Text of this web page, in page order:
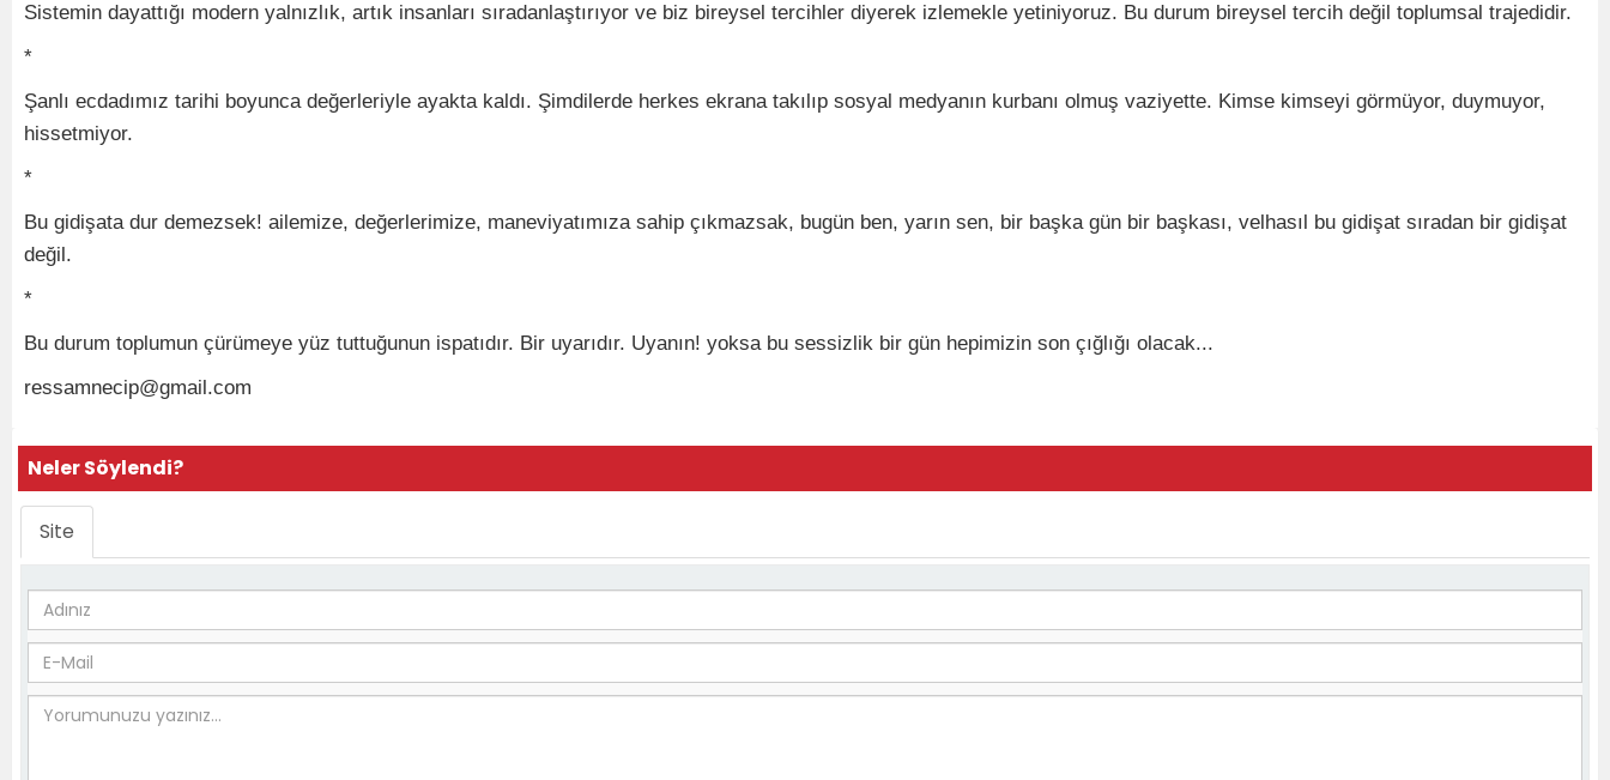
Sistemin dayattığı modern yalnızlık, artık insanları sıradanlaştırıyor ve biz bireysel tercihler diyerek izlemekle yetiniyoruz. Bu durum bireysel tercih değil toplumsal trajedidir.
*
Şanlı ecdadımız tarihi boyunca değerleriyle ayakta kaldı. Şimdilerde herkes ekrana takılıp sosyal medyanın kurbanı olmuş vaziyette. Kimse kimseyi görmüyor, duymuyor,
hissetmiyor.
*
Bu gidişata dur demezsek! ailemize, değerlerimize, maneviyatımıza sahip çıkmazsak, bugün ben, yarın sen, bir başka gün bir başkası, velhasıl bu gidişat sıradan bir gidişat
değil.
*
Bu durum toplumun çürümeye yüz tuttuğunun ispatıdır. Bir uyarıdır. Uyanın! yoksa bu sessizlik bir gün hepimizin son çığlığı olacak...
ressamnecip@gmail.com
Neler Söylendi?
Site